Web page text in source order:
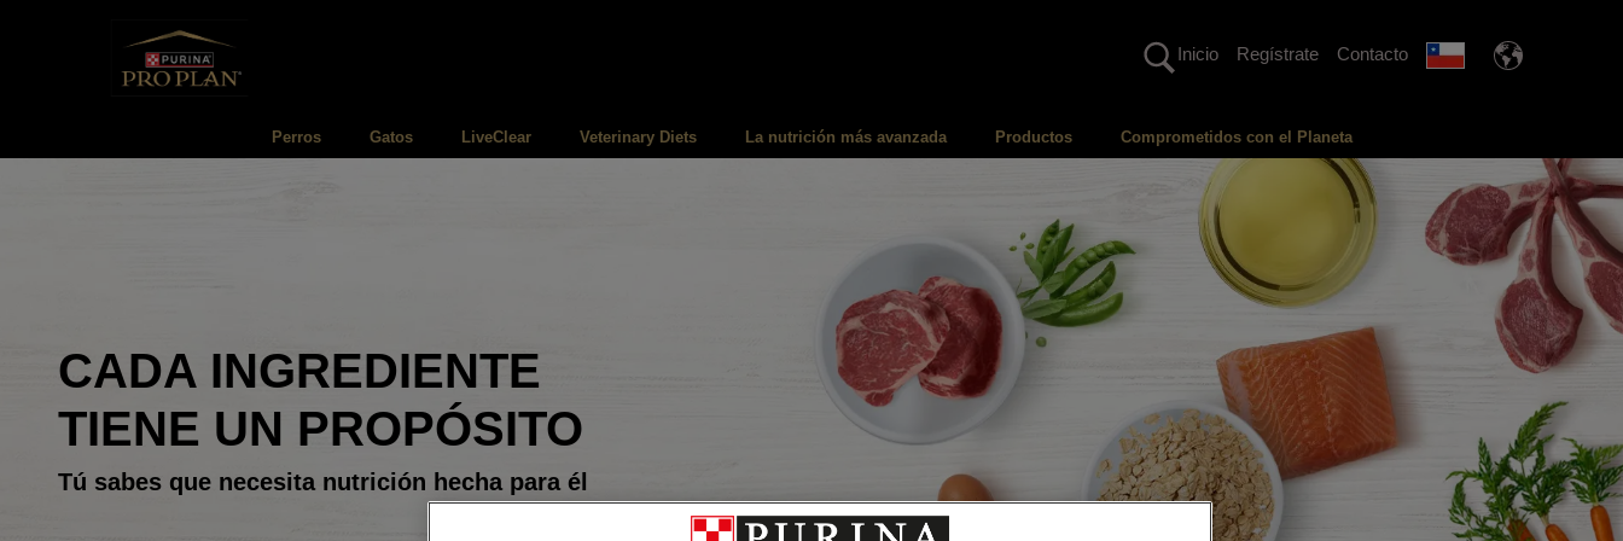
Inicio Regístrate Contacto
Menú Principal Pro PlanPerros Gatos LiveClear Veterinary Diets La nutrición más avanzada Productos Comprometidos con el Planeta
CADA INGREDIENTE
TIENE UN PROPÓSITO
Tú sabes que necesita nutrición hecha para él